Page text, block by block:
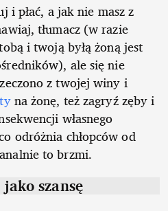
i płać, a jak nie masz z
tłumacz (w razie
i twoją byłą żoną jest
ale się nie
z twojej winy i
na żonę, też zagryź zęby i
własnego
odróżnia chłopców od
to brzmi.
szansę